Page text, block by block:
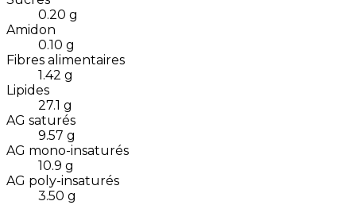
0.20 g
Amidon
0.10 g
Fibres alimentaires
1.42 g
Lipides
27.1 g
AG saturés
9.57 g
AG mono-insaturés
10.9 g
AG poly-insaturés
3.50 g